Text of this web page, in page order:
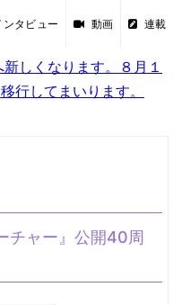
ンタビュー 動画 連載
しくなります。８月１
行してまいります。
チャー』公開40周